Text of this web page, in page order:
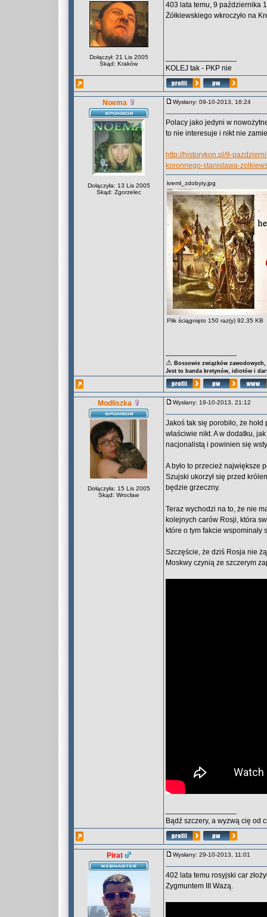
Dołączył: 21 Lis 2005
Skąd: Kraków
403 lata temu, 9 października
Żółkiewskiego wkroczyło na
KOLEJ tak - PKP nie
Noema
Dołączyła: 13 Lis 2005
Skąd: Zgorzelec
Wysłany: 09-10-2013, 16:24
Polacy jako jedyni w
to nie interesuje i nikt nie
http://historykon.pl/9-
koronnego-stanislawa-
kreml_zdobyty.jpg
Plik ściągnięto 150 raz(y) 92.35 KB
⚠ Bossowie związków
Jest to banda kretynów, idiotów i
Modliszka
Dołączyła: 15 Lis 2005
Skąd: Wrocław
Wysłany: 19-10-2013, 21:12
Jakoś tak się porobiło, że
właściwie nikt. A w dodatku,
nacjonalistą i powinien się
A było to przecież największe
Szujski ukorzył się przed
będzie grzeczny.
Teraz wychodzi na to, że nie
kolejnych carów Rosji, która
które o tym fakcie
Szczęście, że dziś Rosja nie
Moskwy czynią ze szczerym
Bądź szczery, a wyzwą cię od
Pirat Wysłany: 29-10-2013, 11:01
402 lata temu rosyjski car
Zygmuntem III Wazą.